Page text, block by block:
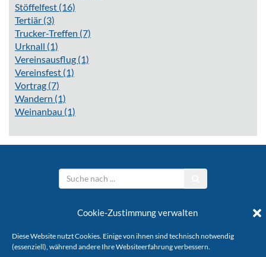
Cookie-Zustimmung verwalten
Diese Website nutzt Cookies. Einige von ihnen sind technisch notwendig
(essenziell), während andere Ihre Websiteerfahrung verbessern.
Stöffelfest (16)
Tertiär (3)
Trucker-Treffen (7)
Urknall (1)
Vereinsausflug (1)
Vereinsfest (1)
Vortrag (7)
Wandern (1)
Weinanbau (1)
KONTAKT IMPRESSUM DATENSCHUTZ